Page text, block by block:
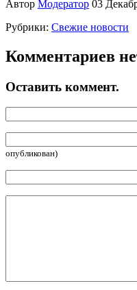
Автор Модератор 03
Рубрики: Свежие новости
Комментариев
Оставить коммент.
опубликован)